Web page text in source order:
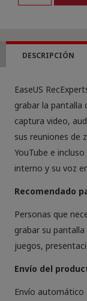
(Mensual)
DESCRIPCIÓN
EaseUS
grabar la pantalla
captura video,
sus reuniones de
YouTube e
interno y su voz
Recomendado
Personas que
grabar su
juegos,
Envío del
Envío automático